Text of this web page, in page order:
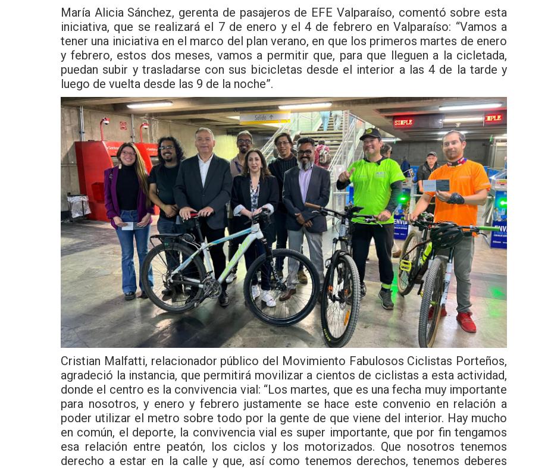
María Alicia Sánchez, gerenta de pasajeros de EFE Valparaíso, comentó sobre esta
iniciativa, que se realizará el 7 de enero y el 4 de febrero en Valparaíso: “Vamos a
tener una iniciativa en el marco del plan verano, en que los primeros martes de enero
y febrero, estos dos meses, vamos a permitir que, para que lleguen a la cicletada,
puedan subir y trasladarse con sus bicicletas desde el interior a las 4 de la tarde y
luego de vuelta desde las 9 de la noche”.
Cristian Malfatti, relacionador público del Movimiento Fabulosos Ciclistas Porteños,
agradeció la instancia, que permitirá movilizar a cientos de ciclistas a esta actividad,
donde el centro es la convivencia vial: “Los martes, que es una fecha muy importante
para nosotros, y enero y febrero justamente se hace este convenio en relación a
poder utilizar el metro sobre todo por la gente de que viene del interior. Hay mucho
en común, el deporte, la convivencia vial es super importante, que por fin tengamos
esa relación entre peatón, los ciclos y los motorizados. Que nosotros tenemos
derecho a estar en la calle y que, así como tenemos derechos, tenemos deberes